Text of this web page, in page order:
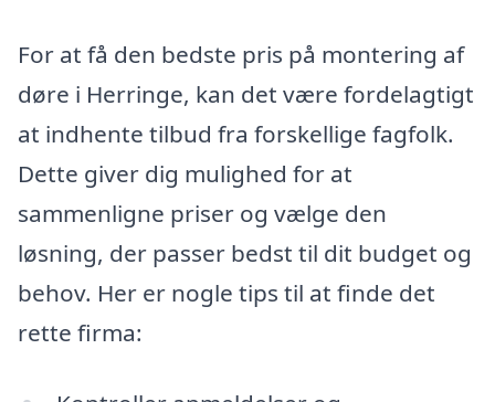
For at få den bedste pris på montering af
døre i Herringe, kan det være fordelagtigt
at indhente tilbud fra forskellige fagfolk.
Dette giver dig mulighed for at
sammenligne priser og vælge den
løsning, der passer bedst til dit budget og
behov. Her er nogle tips til at finde det
rette firma: